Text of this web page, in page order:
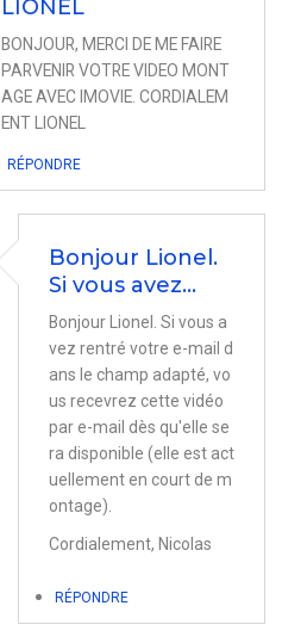
LIONEL
BONJOUR, MERCI DE ME FAIRE
PARVENIR VOTRE VIDEO MONT
AGE AVEC IMOVIE. CORDIALEM
ENT LIONEL
RÉPONDRE
Bonjour Lionel.
Si vous avez…
Bonjour Lionel. Si vous a
vez rentré votre e-mail d
ans le champ adapté, vo
us recevrez cette vidéo
par e-mail dès qu'elle se
ra disponible (elle est act
uellement en court de m
ontage).
Cordialement, Nicolas
RÉPONDRE